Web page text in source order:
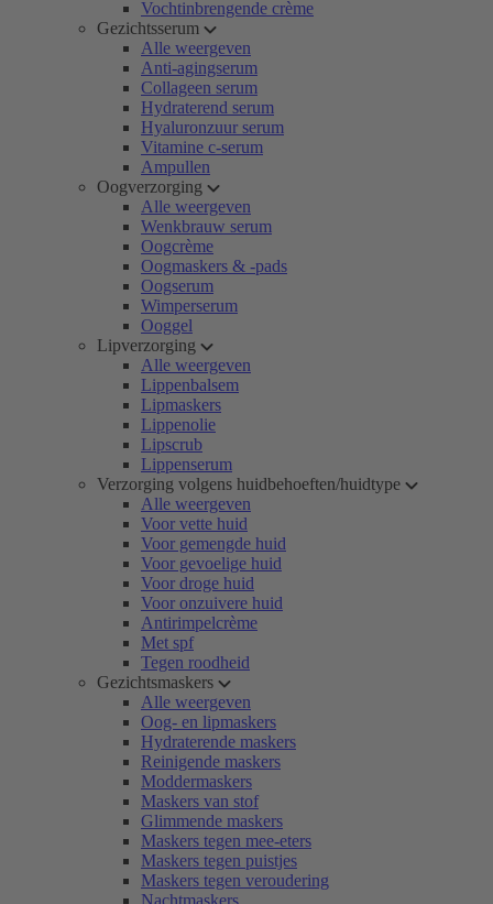
Vochtinbrengende crème
Gezichtsserum
Alle weergeven
Anti-agingserum
Collageen serum
Hydraterend serum
Hyaluronzuur serum
Vitamine c-serum
Ampullen
Oogverzorging
Alle weergeven
Wenkbrauw serum
Oogcrème
Oogmaskers & -pads
Oogserum
Wimperserum
Ooggel
Lipverzorging
Alle weergeven
Lippenbalsem
Lipmaskers
Lippenolie
Lipscrub
Lippenserum
Verzorging volgens huidbehoeften/huidtype
Alle weergeven
Voor vette huid
Voor gemengde huid
Voor gevoelige huid
Voor droge huid
Voor onzuivere huid
Antirimpelcrème
Met spf
Tegen roodheid
Gezichtsmaskers
Alle weergeven
Oog- en lipmaskers
Hydraterende maskers
Reinigende maskers
Moddermaskers
Maskers van stof
Glimmende maskers
Maskers tegen mee-eters
Maskers tegen puistjes
Maskers tegen veroudering
Nachtmaskers